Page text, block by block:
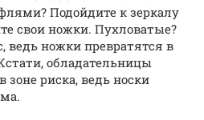
Подойдите к зеркалу
свои ножки. Пухловатые?
ведь ножки превратятся в
обладательницы
риска, ведь носки